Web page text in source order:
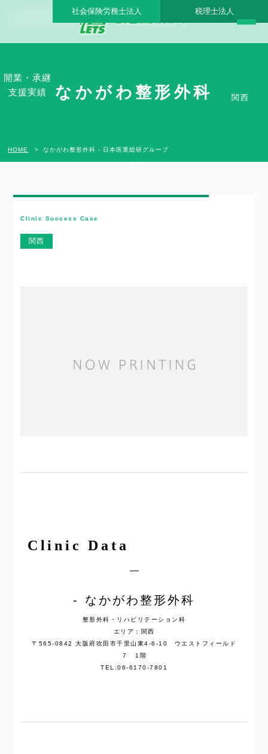
なかがわ整形外科 - 日本医業総研グループ |日本医業総研｜医院開業・承継・クリニッ
社会保険労務士法人 税理士法人
開業・承継
支援実績
なかがわ整形外科 関西
HOME なかがわ整形外科 - 日本医業総研グループ
Clinic Success Case
関西
Clinic Data
なかがわ整形外科
整形外科・リハビリテーション科
エリア：関西
〒565-0842 大阪府吹田市千里山東4-6-10 ウエストフィールド
７ 1階
TEL:06-6170-7801